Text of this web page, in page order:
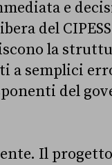
e
del
la
a semplici
del
Il